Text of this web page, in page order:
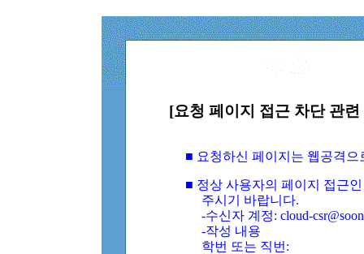
[요청 페이지 접근 차단 관
■ 요청하신 페이지는 웹공격
■ 정상 사용자의 페이지 접근
주시기 바랍니다.
-수신자 계정: cloud-
-작성 내용
학번 또는 직번: